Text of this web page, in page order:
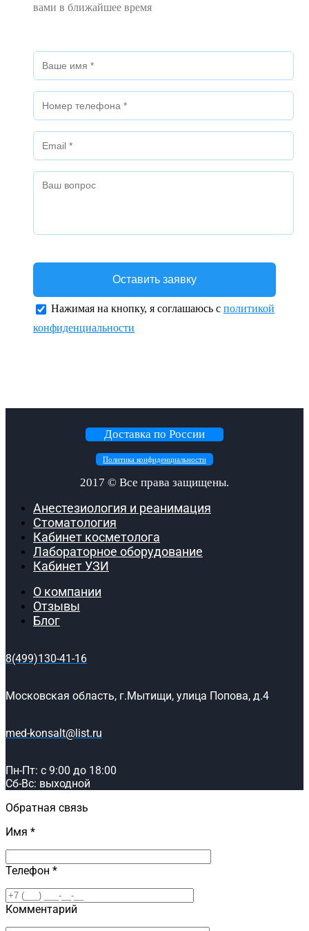
вами в ближайшее время
Нажимая на кнопку, я соглашаюсь с политикой
конфиденциальности
Доставка по России
Политика конфиденциальности
2017 © Все права защищены.
Анестезиология и реанимация
Стоматология
Кабинет косметолога
Лабораторное оборудование
Кабинет УЗИ
О компании
Отзывы
Блог
8(499)130-41-16
Московская область, г.Мытищи, улица Попова, д.4
med-konsalt@list.ru
Пн-Пт: с 9:00 до 18:00
Сб-Вс: выходной
Обратная связь
Имя *
Телефон *
Комментарий